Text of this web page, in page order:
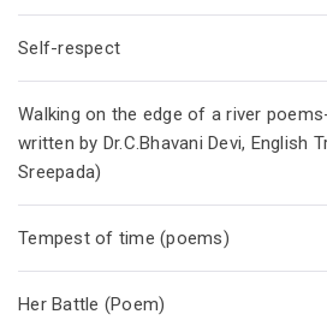
Self-respect
Walking on the edge of a river
written by Dr.C.Bhavani Devi, English
Sreepada)
Tempest of time (poems)
Her Battle (Poem)